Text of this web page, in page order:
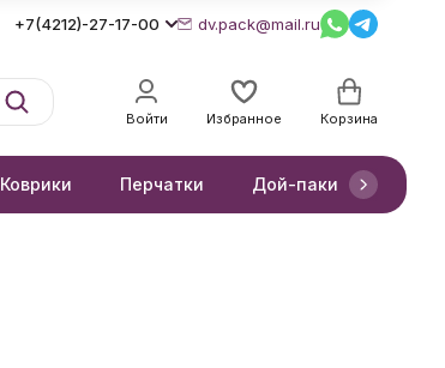
+7(4212)-27-17-00 dv.pack@mail.ru
Войти Избранное Корзина
Коврики Перчатки Дой-паки